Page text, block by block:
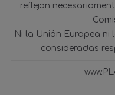
reflejan
Ni la Unión Europea ni
consideradas